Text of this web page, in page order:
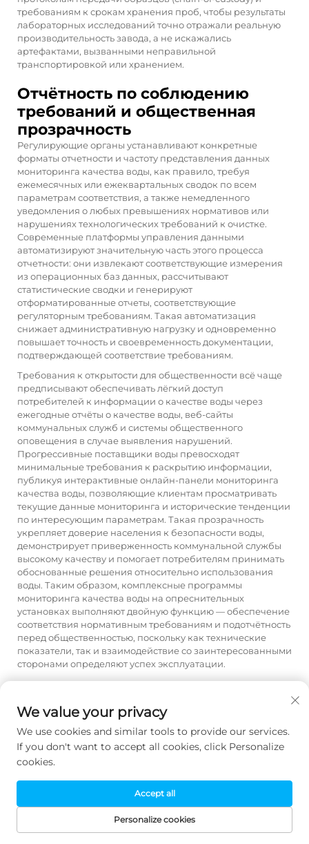
требованиям к срокам хранения проб, чтобы результаты
лабораторных исследований точно отражали реальную
производительность завода, а не искажались
артефактами, вызванными неправильной
транспортировкой или хранением.
Отчётность по соблюдению
требований и общественная
прозрачность
Регулирующие органы устанавливают конкретные
форматы отчетности и частоту представления данных
мониторинга качества воды, как правило, требуя
ежемесячных или ежеквартальных сводок по всем
параметрам соответствия, а также немедленного
уведомления о любых превышениях нормативов или
нарушениях технологических требований к очистке.
Современные платформы управления данными
автоматизируют значительную часть этого процесса
отчетности: они извлекают соответствующие измерения
из операционных баз данных, рассчитывают
статистические сводки и генерируют
отформатированные отчеты, соответствующие
регуляторным требованиям. Такая автоматизация
снижает административную нагрузку и одновременно
повышает точность и своевременность документации,
подтверждающей соответствие требованиям.
Требования к открытости для общественности всё чаще
предписывают обеспечивать лёгкий доступ
потребителей к информации о качестве воды через
ежегодные отчёты о качестве воды, веб-сайты
коммунальных служб и системы общественного
оповещения в случае выявления нарушений.
Прогрессивные поставщики воды превосходят
минимальные требования к раскрытию информации,
публикуя интерактивные онлайн-панели мониторинга
качества воды, позволяющие клиентам просматривать
текущие данные мониторинга и исторические тенденции
по интересующим параметрам. Такая прозрачность
укрепляет доверие населения к безопасности воды,
демонстрирует приверженность коммунальной службы
высокому качеству и помогает потребителям принимать
обоснованные решения относительно использования
воды. Таким образом, комплексные программы
мониторинга качества воды на опреснительных
установках выполняют двойную функцию — обеспечение
соответствия нормативным требованиям и подотчётность
перед общественностью, поскольку как технические
показатели, так и взаимодействие со заинтересованными
сторонами определяют успех эксплуатации.
Как часто операторы
опреснительных установок
должны проводить калибровку
онлайн-мониторов качества
воды для поддержания
точности измерений?
ДОМАШНЯЯ
ЭЛЕКТРОННАЯ
We value your privacy
We use cookies and similar tools to provide our services.
If you don't want to accept all cookies, click Personalize
cookies.
Personalize cookies
Accept all